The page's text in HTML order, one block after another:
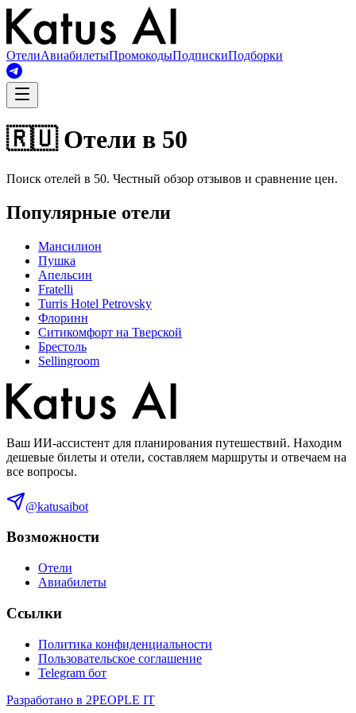
ОтелиАвиабилетыПромокодыПодпискиПодборки
🇷🇺 Отели в 50
Поиск отелей в 50. Честный обзор отзывов и сравнение цен.
Популярные отели
Мансилион
Пушка
Апельсин
Fratelli
Turris Hotel Petrovsky
Флоринн
Ситикомфорт на Тверской
Брестоль
Sellingroom
Ваш ИИ-ассистент для планирования путешествий. Находим
дешевые билеты и отели, составляем маршруты и отвечаем на
все вопросы.
@katusaibot
Возможности
Отели
Авиабилеты
Ссылки
Политика конфиденциальности
Пользовательское соглашение
Telegram бот
Разработано в 2PEOPLE IT